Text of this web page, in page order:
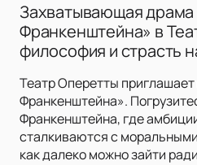
Захватывающая
Франкенштейна» в
философия и страсть
Театр Оперетты
Франкенштейна».
Франкенштейна, где
сталкиваются с
как далеко можно зайти